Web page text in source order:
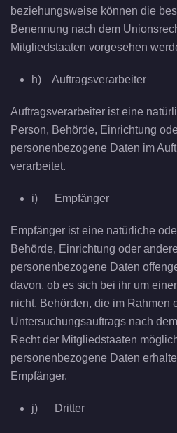
beziehungsweise können die
Benennung nach dem
Mitgliedstaaten vorgesehen
h) Auftragsverarbeiter
Auftragsverarbeiter ist eine
Person, Behörde, Einrichtung
personenbezogene Daten im
verarbeitet.
i) Empfänger
Empfänger ist eine natürliche
Behörde, Einrichtung oder
personenbezogene Daten
davon, ob es sich bei ihr um
nicht. Behörden, die im Rahmen
Untersuchungsauftrags nach
Recht der Mitgliedstaaten
personenbezogene Daten
Empfänger.
j) Dritter